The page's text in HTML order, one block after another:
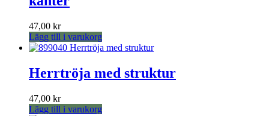
47,00 kr
Lägg till i varukorg
Herrtröja med struktur
47,00 kr
Lägg till i varukorg